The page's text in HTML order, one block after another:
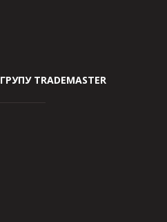
TRADEMASTER